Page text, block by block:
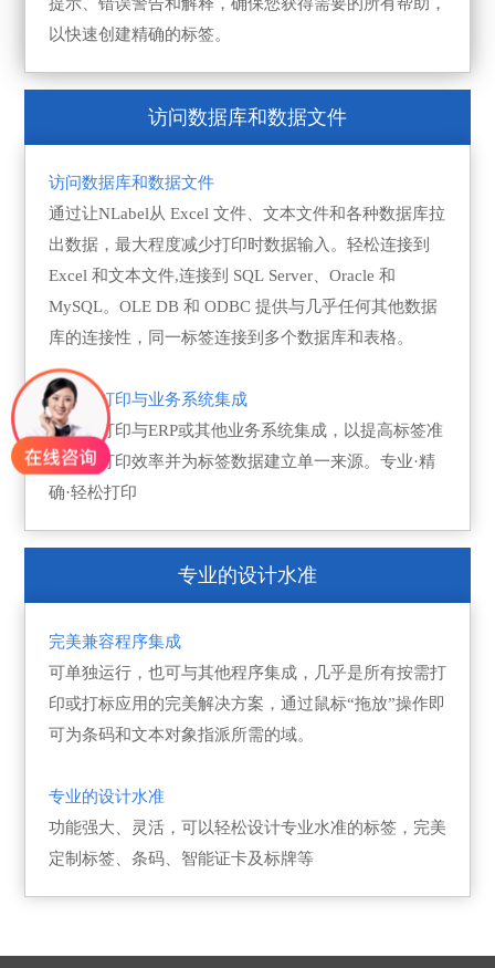
以快速创建精确的标签。
访问数据库和数据文件
访问数据库和数据文件
通过让NLabel从 Excel 文件、文本文件和各种数据库拉
出数据，最大程度减少打印时数据输入。轻松连接到
Excel 和文本文件,连接到 SQL Server、Oracle 和
MySQL。OLE DB 和 ODBC 提供与几乎任何其他数据
库的连接性，同一标签连接到多个数据库和表格。
将标签打印与业务系统集成
将标签打印与ERP或其他业务系统集成，以提高标签准
确率、打印效率并为标签数据建立单一来源。专业·精
确·轻松打印
专业的设计水准
完美兼容程序集成
可单独运行，也可与其他程序集成，几乎是所有按需打
印或打标应用的完美解决方案，通过鼠标“拖放”操作即
可为条码和文本对象指派所需的域。
专业的设计水准
功能强大、灵活，可以轻松设计专业水准的标签，完美
定制标签、条码、智能证卡及标牌等